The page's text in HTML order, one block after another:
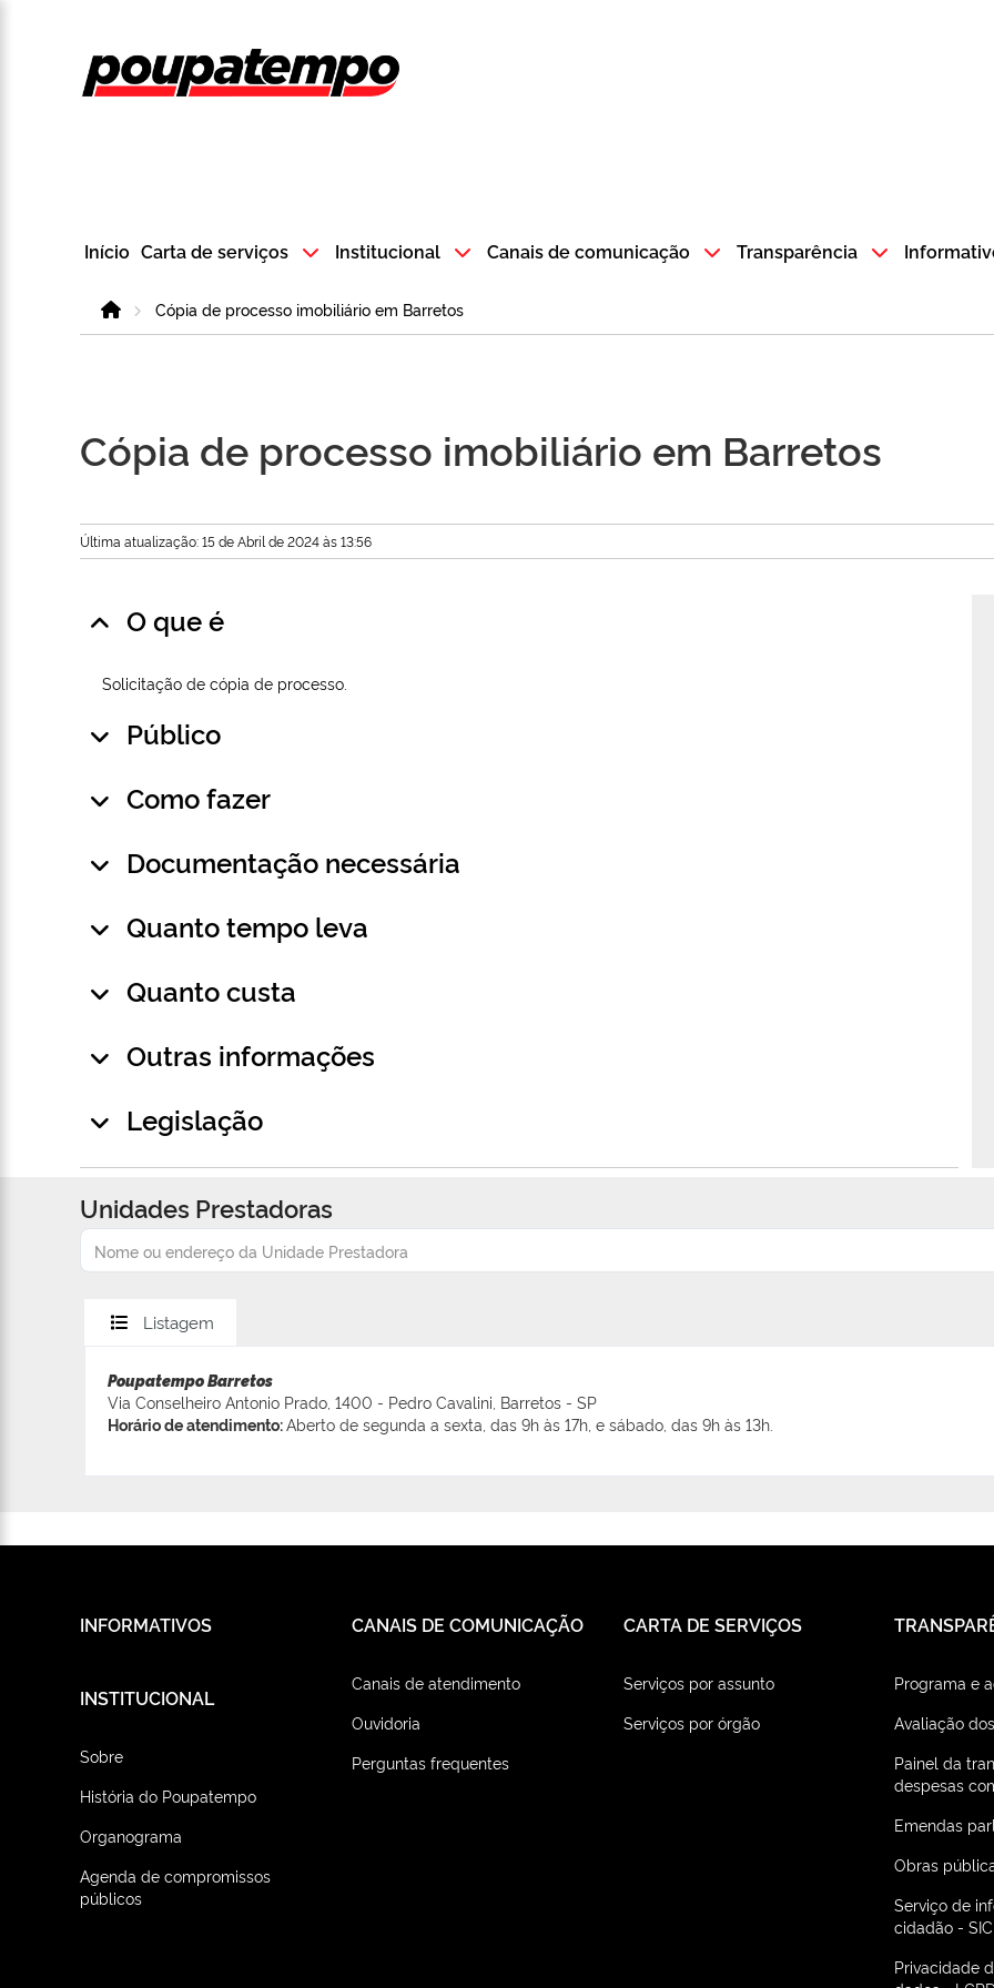
Logo do Poupatempo SP GOV BR direciona para a página inicial
Início Carta de serviços Institucional Canais de comunicação Transparência
HomeCópia de processo imobiliário em Barretos
Cópia de processo imobiliário em Barretos
Última atualização: 15 de Abril de 2024 às 13:56
O que é
Solicitação de cópia de processo.
Público
Como fazer
Documentação necessária
Quanto tempo leva
Quanto custa
Outras informações
Legislação
Unidades Prestadoras
Listagem
Poupatempo Barretos
Via Conselheiro Antonio Prado, 1400 - Pedro Cavalini, Barretos - SP
Horário de atendimento:Aberto de segunda a sexta, das 9h às 17h, e sábado, das 9h às 13h.
INFORMATIVOS CANAIS DE COMUNICAÇÃO
Canais de atendimento
Ouvidoria
Perguntas frequentes
CARTA DE SERVIÇOS
Serviços por assunto
Serviços por órgão
Programa e
Avaliação
Painel da
despesas
Emendas
Obras
Serviço de
cidadão - SIC
Privacidade
INSTITUCIONAL
Sobre
História do Poupatempo
Organograma
Agenda de compromissos
públicos